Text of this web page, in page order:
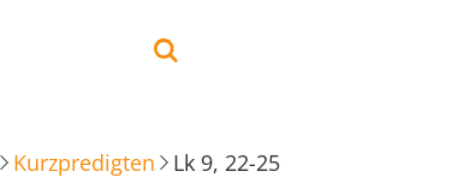
Kurzpredigten Lk 9, 22-25